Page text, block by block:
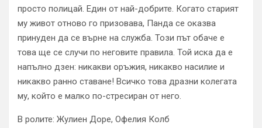
просто полицай. Един от най-добрите. Когато старият
му живот отново го призовава, Панда се оказва
принуден да се върне на служба. Този път обаче е
това ще се случи по неговите правила. Той иска да е
напълно дзен: никакви оръжия, никакво насилие и
никакво ранно ставане! Всичко това дразни колегата
му, който е малко по-стресиран от него.
В ролите: Жулиен Доре, Офелия Колб